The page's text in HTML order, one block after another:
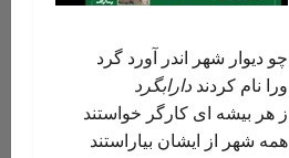
چو دیوار شهر اندر آورد گرد
ورا نام کردنددارابگرد
ز هر بیشه ای کارگر خواستند
همه شهر از ایشان بیاراستند